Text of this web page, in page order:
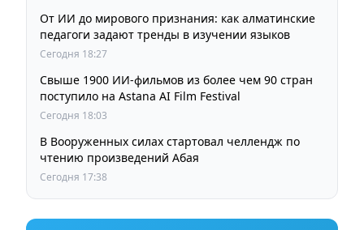
От ИИ до мирового признания: как алматинские
педагоги задают тренды в изучении языков
Сегодня 18:27
Свыше 1900 ИИ-фильмов из более чем 90 стран
поступило на Astana AI Film Festival
Сегодня 18:03
В Вооруженных силах стартовал челлендж по
чтению произведений Абая
Сегодня 17:38